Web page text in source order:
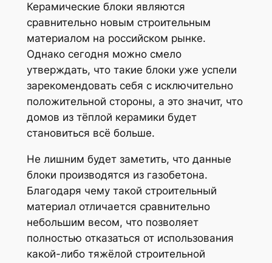
Керамические блоки являются
сравнительно новым строительным
материалом на российском рынке.
Однако сегодня можно смело
утверждать, что такие блоки уже успели
зарекомендовать себя с исключительно
положительной стороны, а это значит, что
домов из тёплой керамики будет
становиться всё больше.
Не лишним будет заметить, что данные
блоки производятся из газобетона.
Благодаря чему такой строительный
материал отличается сравнительно
небольшим весом, что позволяет
полностью отказаться от использования
какой-либо тяжёлой строительной